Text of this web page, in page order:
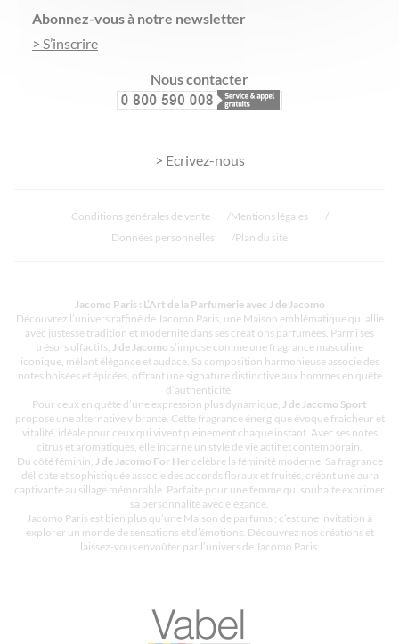
Abonnez-vous à notre newsletter
> S’inscrire
Nous contacter
> Ecrivez-nous
Conditions générales de vente
Mentions légales
Données personnelles
Plan du site
Jacomo Paris : L’Art de la Parfumerie avec J de Jacomo
Découvrez l’univers raffiné de Jacomo Paris, une Maison emblématique qui allie
avec justesse tradition et modernité dans ses créations parfumées. Parmi ses
trésors olfactifs, J de Jacomo s’impose comme une fragrance masculine
iconique, mêlant élégance et audace. Sa composition harmonieuse associe des
notes boisées et épicées, offrant une signature distinctive aux hommes en quête
d’authenticité.
Pour ceux en quête d’une expression plus dynamique, J de Jacomo Sport
propose une alternative vibrante. Cette fragrance énergique évoque fraîcheur et
vitalité, idéale pour ceux qui vivent pleinement chaque instant. Avec ses notes
citrus et aromatiques, elle incarne un style de vie actif et contemporain.
Du côté féminin, J de Jacomo For Her célèbre la féminité moderne. Sa fragrance
délicate et sophistiquée associe des accords floraux et fruités, créant une aura
captivante au sillage mémorable. Parfaite pour une femme qui souhaite exprimer
sa personnalité avec élégance.
Jacomo Paris est bien plus qu’une Maison de parfums ; c’est une invitation à
explorer un monde de sensations et d’émotions. Découvrez nos créations et
laissez-vous envoûter par l’univers de Jacomo Paris.